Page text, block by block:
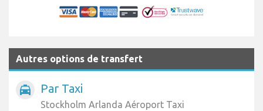
Autres options de transfert
local_taxi Par Taxi
Stockholm Arlanda Aéroport Taxi